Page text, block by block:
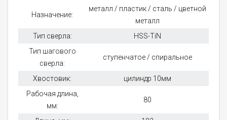
Назначение:
металл / пластик / сталь / цветной
металл
Тип сверла:
HSS-TiN
Тип шагового
сверла:
ступенчатое / спиральное
Хвостовик:
цилиндр 10мм
Рабочая длина,
мм:
80